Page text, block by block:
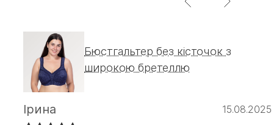
Бюстгальтер без кісточок з
широкою бретеллю
Ірина 15.08.2025